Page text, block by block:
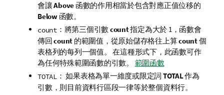
會讓Above 函數的作用相當於包含對應正值位移的
Below函數。
count：將第三個引數count指定為大於 1，函數會
傳回count 的範圍值，從原始儲存格往上算count個
表格列的每列一個值。 在這種形式下，此函數可作
為任何特殊範圍函數的引數。 範圍函數
TOTAL ： 如果表格為單一維度或限定詞 TOTAL作為
引數，則目前資料行區段一律等於整個資料行。